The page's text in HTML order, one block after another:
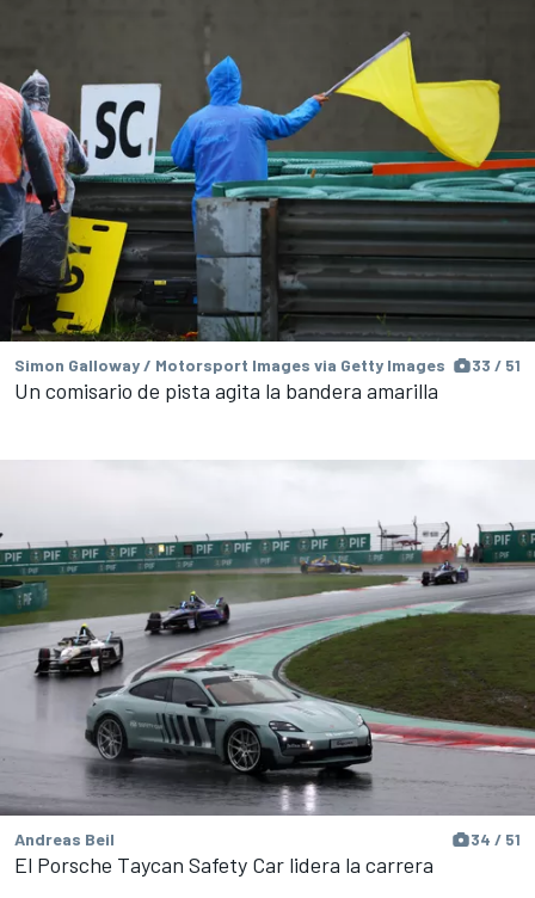
Simon Galloway / Motorsport Images via Getty Images 33 / 51
Un comisario de pista agita la bandera amarilla
Andreas Beil 34 / 51
El Porsche Taycan Safety Car lidera la carrera